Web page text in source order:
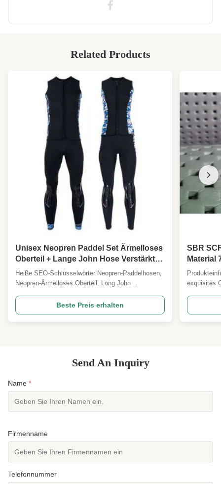
Related Products
Unisex Neopren Paddel Set Ärmelloses
Oberteil + Lange John Hose Verstärkte
Knie Kajak SUP Drachenboot Rudern
Heiße SEO-Schlüsselwörter Neopren-Paddelhosen,
Neopren-Ärmelloses Oberteil, Long John
Drachenboot-Ausrüstung, Ruder-Neoprenanzug,
verstärkte Knieschoner, 2mm Neopren, 3mm
Neopren, UPF 50+, Stretch-Neopren
Beste Preis erhalten
SBR
Material
exquisites
Send An Inquiry
Name *
Firmenname
Telefonnummer